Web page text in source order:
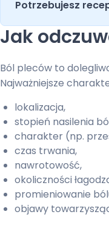
Potrzebujesz
Jak
Ból pleców to
Najważniejsze
lokalizacja,
stopień nasilenia
charakter (np.
czas trwania,
nawrotowość,
okoliczności
promieniowanie
objawy